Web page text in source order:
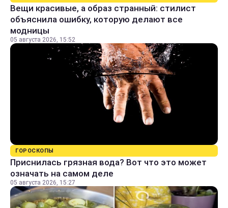
Вещи красивые, а образ странный: стилист
объяснила ошибку, которую делают все
модницы
05 августа 2026, 15:52
ГОРОСКОПЫ
Приснилась грязная вода? Вот что это может
означать на самом деле
05 августа 2026, 15:27